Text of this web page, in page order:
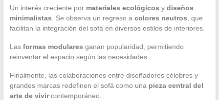
Un interés creciente por materiales ecológicos y diseños
minimalistas . Se observa un regreso a colores neutros , que
facilitan la integración del sofá en diversos estilos de interiores.
Las formas modulares ganan popularidad, permitiendo
reinventar el espacio según las necesidades.
Finalmente, las colaboraciones entre diseñadores célebres y
grandes marcas redefinen el sofá como una pieza central del
arte de vivircontemporáneo.